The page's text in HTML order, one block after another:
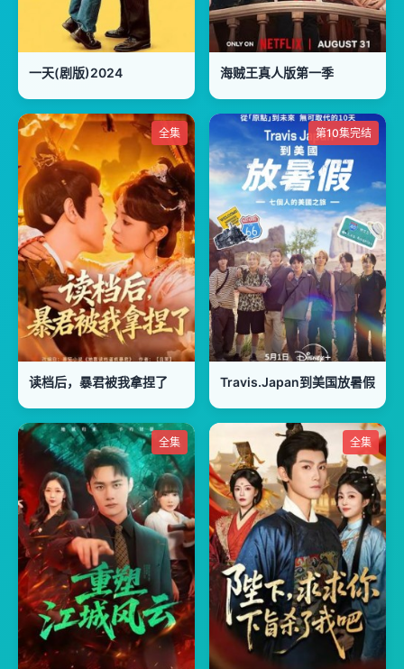
一天(剧版)2024 海贼王真人版第一季
全集
读档后，暴君被我拿捏了
第10集完结
Travis.Japan到美国放暑假
全集 全集